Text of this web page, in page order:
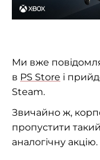
Ми вже
в PS Store і
Steam.
Звичайно ж,
пропустити
аналогічну акцію.